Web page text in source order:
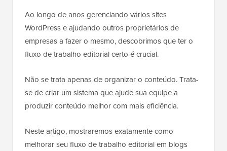
Ao longo de anos gerenciando vários sites
WordPress e ajudando outros proprietários de
empresas a fazer o mesmo, descobrimos que ter o
fluxo de trabalho editorial certo é crucial.
Não se trata apenas de organizar o conteúdo. Trata-
se de criar um sistema que ajude sua equipe a
produzir conteúdo melhor com mais eficiência.
Neste artigo, mostraremos exatamente como
melhorar seu fluxo de trabalho editorial em blogs